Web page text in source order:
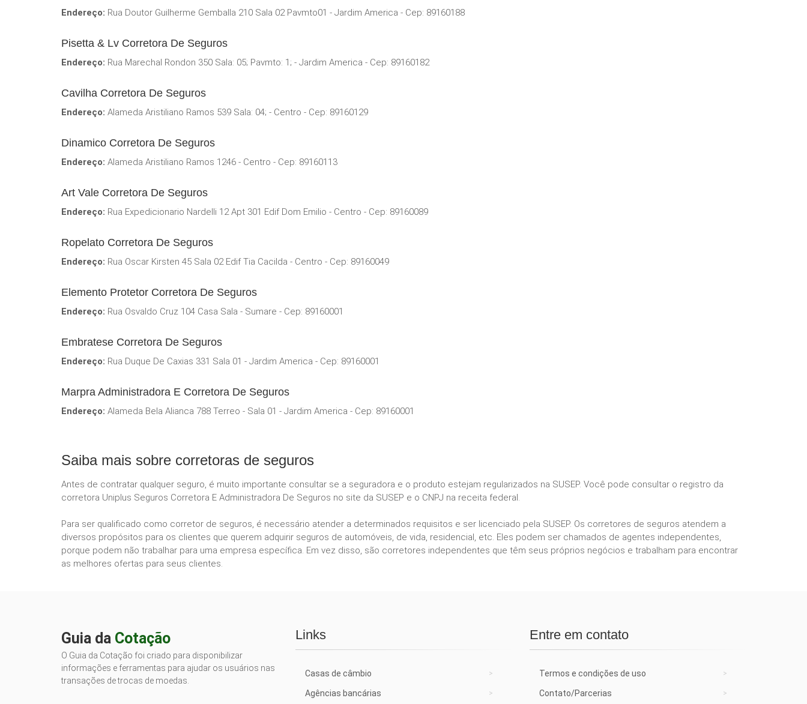
Endereço: Rua Doutor Guilherme Gemballa 210 Sala 02 Pavmto01 - Jardim America - Cep: 89160188
Pisetta & Lv Corretora De Seguros
Endereço: Rua Marechal Rondon 350 Sala: 05; Pavmto: 1; - Jardim America - Cep: 89160182
Cavilha Corretora De Seguros
Endereço: Alameda Aristiliano Ramos 539 Sala: 04; - Centro - Cep: 89160129
Dinamico Corretora De Seguros
Endereço: Alameda Aristiliano Ramos 1246 - Centro - Cep: 89160113
Art Vale Corretora De Seguros
Endereço: Rua Expedicionario Nardelli 12 Apt 301 Edif Dom Emilio - Centro - Cep: 89160089
Ropelato Corretora De Seguros
Endereço: Rua Oscar Kirsten 45 Sala 02 Edif Tia Cacilda - Centro - Cep: 89160049
Elemento Protetor Corretora De Seguros
Endereço: Rua Osvaldo Cruz 104 Casa Sala - Sumare - Cep: 89160001
Embratese Corretora De Seguros
Endereço: Rua Duque De Caxias 331 Sala 01 - Jardim America - Cep: 89160001
Marpra Administradora E Corretora De Seguros
Endereço: Alameda Bela Alianca 788 Terreo - Sala 01 - Jardim America - Cep: 89160001
Saiba mais sobre corretoras de seguros
Antes de contratar qualquer seguro, é muito importante consultar se a seguradora e o produto estejam regularizados na SUSEP. Você pode consultar o registro da
corretora Uniplus Seguros Corretora E Administradora De Seguros no site da SUSEP e o CNPJ na receita federal.
Para ser qualificado como corretor de seguros, é necessário atender a determinados requisitos e ser licenciado pela SUSEP. Os corretores de seguros atendem a
diversos propósitos para os clientes que querem adquirir seguros de automóveis, de vida, residencial, etc. Eles podem ser chamados de agentes independentes,
porque podem não trabalhar para uma empresa específica. Em vez disso, são corretores independentes que têm seus próprios negócios e trabalham para encontrar
as melhores ofertas para seus clientes.
Guia da Cotação
O Guia da Cotação foi criado para disponibilizar
informações e ferramentas para ajudar os usuários nas
transações de trocas de moedas.
Links
Casas de câmbio
Agências bancárias
Entre em contato
Termos e condições de uso
Contato/Parcerias